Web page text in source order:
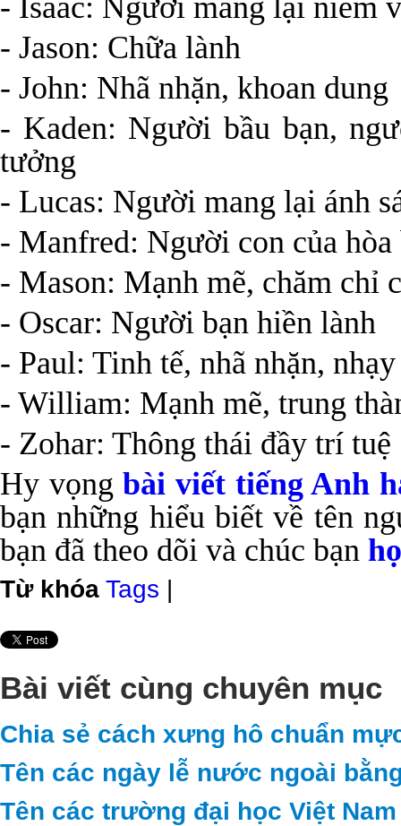
- Isaac: Người mang lại niềm
- Jason: Chữa lành
- John: Nhã nhặn, khoan dung
- Kaden: Người bầu bạn,
tưởng
- Lucas: Người mang lại ánh
- Manfred: Người con của hòa
- Mason: Mạnh mẽ, chăm chỉ
- Oscar: Người bạn hiền lành
- Paul: Tinh tế, nhã nhặn,
- William: Mạnh mẽ, trung
- Zohar: Thông thái đầy trí tuệ
Hy vọngbài viết tiếng Anh
bạn những hiểu biết về tên
bạn đã theo dõi và chúc bạn
Từ khóa Tags |
Bài viết cùng chuyên mục
Chia sẻ cách xưng hô chuẩn
Tên các ngày lễ nước ngoài
Tên các trường đại học Việt